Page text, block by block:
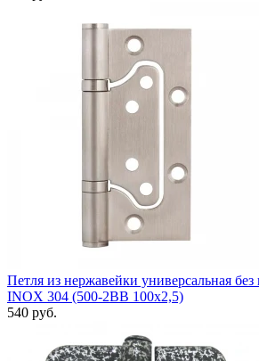
Петля из нержавейки универсальная
INOX 304 (500-2BB 100x2,5)
540 руб.